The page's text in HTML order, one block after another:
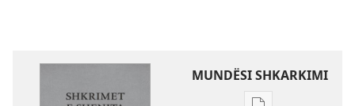
MUNDËSI SHKARKIMI